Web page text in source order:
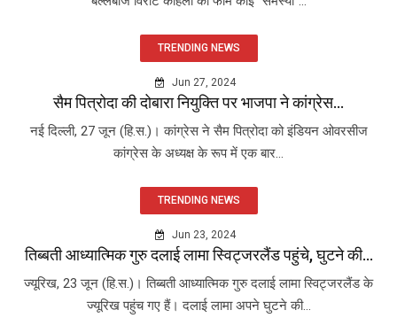
TRENDING NEWS
Jun 27, 2024
सैम पित्रोदा की दोबारा नियुक्ति पर भाजपा ने कांग्रेस...
नई दिल्ली, 27 जून (हि.स.)। कांग्रेस ने सैम पित्रोदा को इंडियन ओवरसीज
कांग्रेस के अध्यक्ष के रूप में एक बार...
TRENDING NEWS
Jun 23, 2024
तिब्बती आध्यात्मिक गुरु दलाई लामा स्विट्जरलैंड पहुंचे, घुटने की...
ज्यूरिख, 23 जून (हि.स.)। तिब्बती आध्यात्मिक गुरु दलाई लामा स्विट्जरलैंड के
ज्यूरिख पहुंच गए हैं। दलाई लामा अपने घुटने की...